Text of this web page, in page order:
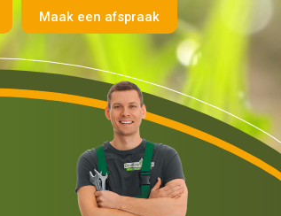
Maak een afspraak